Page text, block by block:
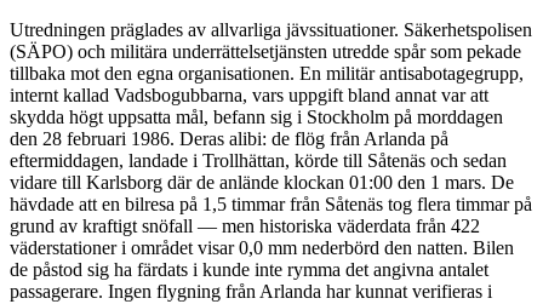
Utredningen präglades av allvarliga jävssituationer. Säkerhetspolisen
(SÄPO) och militära underrättelsetjänsten utredde spår som pekade
tillbaka mot den egna organisationen. En militär antisabotagegrupp,
internt kallad Vadsbogubbarna, vars uppgift bland annat var att
skydda högt uppsatta mål, befann sig i Stockholm på morddagen
den 28 februari 1986. Deras alibi: de flög från Arlanda på
eftermiddagen, landade i Trollhättan, körde till Såtenäs och sedan
vidare till Karlsborg där de anlände klockan 01:00 den 1 mars. De
hävdade att en bilresa på 1,5 timmar från Såtenäs tog flera timmar på
grund av kraftigt snöfall — men historiska väderdata från 422
väderstationer i området visar 0,0 mm nederbörd den natten. Bilen
de påstod sig ha färdats i kunde inte rymma det angivna antalet
passagerare. Ingen flygning från Arlanda har kunnat verifieras i